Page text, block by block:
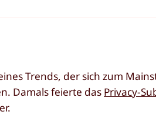
Trends, der sich zum
Damals feierte das Privacy-